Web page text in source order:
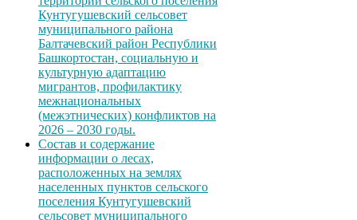
Кунтугушевский сельсовет
муниципального района
Балтачевский район Республики
Башкортостан, социальную и
культурную адаптацию
мигрантов, профилактику
межнациональных
(межэтнических) конфликтов на
2026 – 2030 годы.
Состав и содержание
информации о лесах,
расположенных на землях
населенных пунктов сельского
поселения Кунтугушевский
сельсовет муниципального